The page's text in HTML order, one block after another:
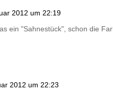
2012 um 22:19
ein "Sahnestück", schon die
2012 um 22:23